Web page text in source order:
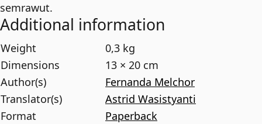
semrawut.
Additional information
Weight
0,3 kg
Dimensions
13 × 20 cm
Author(s)
Fernanda Melchor
Translator(s)
Astrid Wasistyanti
Format
Paperback